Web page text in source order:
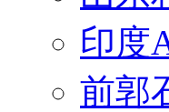
印度
前郭